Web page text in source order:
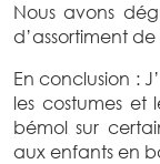
Nous avons
d’assortiment
En conclusion :
les costumes et
bémol sur
aux enfants en